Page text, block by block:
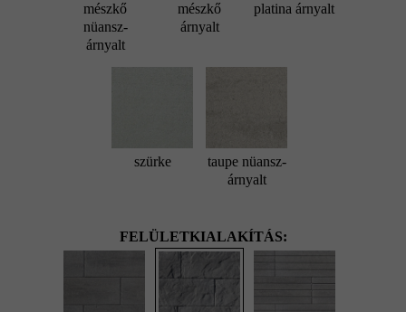
mészkő
nüansz-
árnyalt
mészkő
árnyalt
platina árnyalt
szürke
taupe nüansz-
árnyalt
FELÜLETKIALAKÍTÁS: